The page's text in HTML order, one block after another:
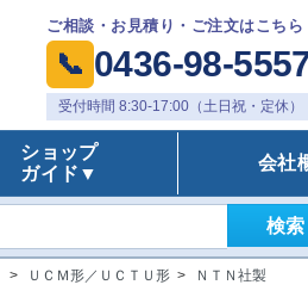
ご相談・お見積り・ご注文はこちら
📞 0436-98-
受付時間 8:30-17:00（土日祝・定休）
ショップ
ガイド▼
会社
検索
> ＵＣＭ形／ＵＣＴＵ形 > ＮＴＮ社製